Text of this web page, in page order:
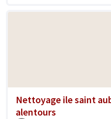
Nettoyage ile saint
alentours